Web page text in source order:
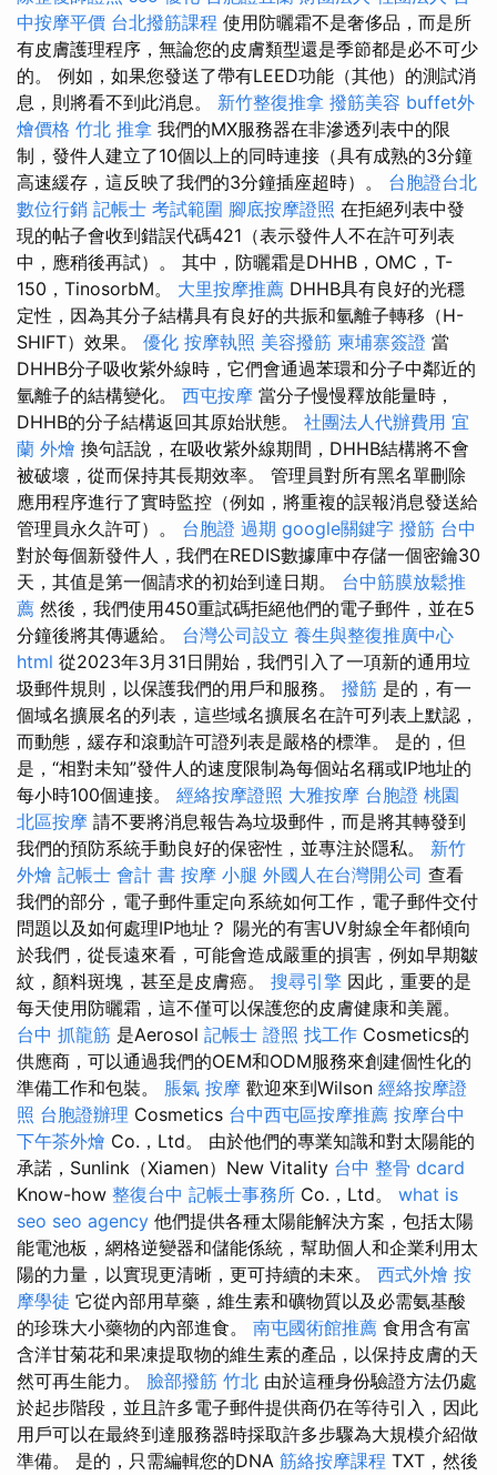
中按摩平價 台北撥筋課程 使用防曬霜不是奢侈品，而是所
有皮膚護理程序，無論您的皮膚類型還是季節都是必不可少
的。 例如，如果您發送了帶有LEED功能（其他）的測試消
息，則將看不到此消息。 新竹整復推拿 撥筋美容 buffet外
燴價格 竹北 推拿 我們的MX服務器在非滲透列表中的限
制，發件人建立了10個以上的同時連接（具有成熟的3分鐘
高速緩存，這反映了我們的3分鐘插座超時）。 台胞證台北
數位行銷 記帳士 考試範圍 腳底按摩證照 在拒絕列表中發
現的帖子會收到錯誤代碼421（表示發件人不在許可列表
中，應稍後再試）。 其中，防曬霜是DHHB，OMC，T-
150，TinosorbM。 大里按摩推薦 DHHB具有良好的光穩
定性，因為其分子結構具有良好的共振和氫離子轉移（H-
SHIFT）效果。 優化 按摩執照 美容撥筋 柬埔寨簽證 當
DHHB分子吸收紫外線時，它們會通過苯環和分子中鄰近的
氫離子的結構變化。 西屯按摩 當分子慢慢釋放能量時，
DHHB的分子結構返回其原始狀態。 社團法人代辦費用 宜
蘭 外燴 換句話說，在吸收紫外線期間，DHHB結構將不會
被破壞，從而保持其長期效率。 管理員對所有黑名單刪除
應用程序進行了實時監控（例如，將重複的誤報消息發送給
管理員永久許可）。 台胞證 過期 google關鍵字 撥筋 台中
對於每個新發件人，我們在REDIS數據庫中存儲一個密鑰30
天，其值是第一個請求的初始到達日期。 台中筋膜放鬆推
薦 然後，我們使用450重試碼拒絕他們的電子郵件，並在5
分鐘後將其傳遞給。 台灣公司設立 養生與整復推廣中心
html 從2023年3月31日開始，我們引入了一項新的通用垃
圾郵件規則，以保護我們的用戶和服務。 撥筋 是的，有一
個域名擴展名的列表，這些域名擴展名在許可列表上默認，
而動態，緩存和滾動許可證列表是嚴格的標準。 是的，但
是，“相對未知”發件人的速度限制為每個站名稱或IP地址的
每小時100個連接。 經絡按摩證照 大雅按摩 台胞證 桃園
北區按摩 請不要將消息報告為垃圾郵件，而是將其轉發到
我們的預防系統手動良好的保密性，並專注於隱私。 新竹
外燴 記帳士 會計 書 按摩 小腿 外國人在台灣開公司 查看
我們的部分，電子郵件重定向系統如何工作，電子郵件交付
問題以及如何處理IP地址？ 陽光的有害UV射線全年都傾向
於我們，從長遠來看，可能會造成嚴重的損害，例如早期皺
紋，顏料斑塊，甚至是皮膚癌。 搜尋引擎 因此，重要的是
每天使用防曬霜，這不僅可以保護您的皮膚健康和美麗。
台中 抓龍筋 是Aerosol 記帳士 證照 找工作 Cosmetics的
供應商，可以通過我們的OEM和ODM服務來創建個性化的
準備工作和包裝。 脹氣 按摩 歡迎來到Wilson 經絡按摩證
照 台胞證辦理 Cosmetics 台中西屯區按摩推薦 按摩台中
下午茶外燴 Co.，Ltd。 由於他們的專業知識和對太陽能的
承諾，Sunlink（Xiamen）New Vitality 台中 整骨 dcard
Know-how 整復台中 記帳士事務所 Co.，Ltd。 what is
seo seo agency 他們提供各種太陽能解決方案，包括太陽
能電池板，網格逆變器和儲能係統，幫助個人和企業利用太
陽的力量，以實現更清晰，更可持續的未來。 西式外燴 按
摩學徒 它從內部用草藥，維生素和礦物質以及必需氨基酸
的珍珠大小藥物的內部進食。 南屯國術館推薦 食用含有富
含洋甘菊花和果凍提取物的維生素的產品，以保持皮膚的天
然可再生能力。 臉部撥筋 竹北 由於這種身份驗證方法仍處
於起步階段，並且許多電子郵件提供商仍在等待引入，因此
用戶可以在最終到達服務器時採取許多步驟為大規模介紹做
準備。 是的，只需編輯您的DNA 筋絡按摩課程 TXT，然後